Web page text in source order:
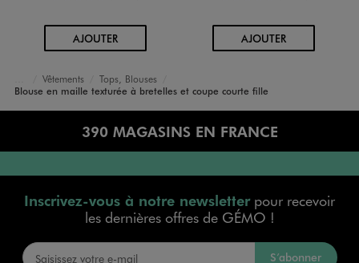
AJOUTERAU PANIER AJOUTERAU PANIER
Accueil
Fille
Vêtements
Tops, Blouses
Blouse en maille texturée à bretelles et coupe courte fille
390 MAGASINS EN FRANCE
Inscrivez-vous à notre newsletterpour recevoir
les dernières offres de GÉMO !
S’abonner